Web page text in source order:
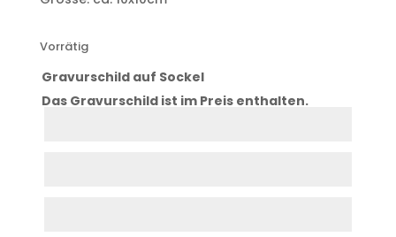
Vorrätig
Gravurschild auf Sockel
Das Gravurschild ist im Preis enthalten.